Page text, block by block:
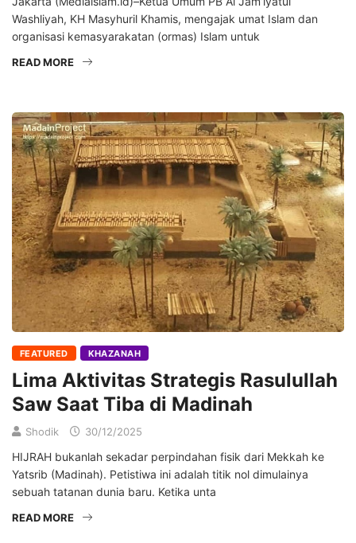
Washliyah, KH Masyhuril Khamis, mengajak umat Islam dan
organisasi kemasyarakatan (ormas) Islam untuk
READ MORE
FEATURED KHAZANAH
Lima Aktivitas Strategis Rasulullah
Saw Saat Tiba di Madinah
Shodik 30/12/2025
HIJRAH bukanlah sekadar perpindahan fisik dari Mekkah ke
Yatsrib (Madinah). Petistiwa ini adalah titik nol dimulainya
sebuah tatanan dunia baru. Ketika unta
READ MORE